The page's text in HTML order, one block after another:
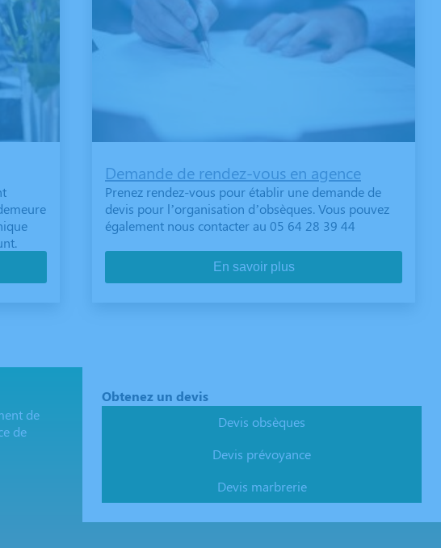
Demande de rendez-vous en agence
Prenez rendez-vous pour établir une demande de
devis pour l’organisation d’obsèques. Vous pouvez
également nous contacter au 05 64 28 39 44
En savoir plus
de
de
Obtenez un devis
Devis obsèques
Devis prévoyance
Devis marbrerie